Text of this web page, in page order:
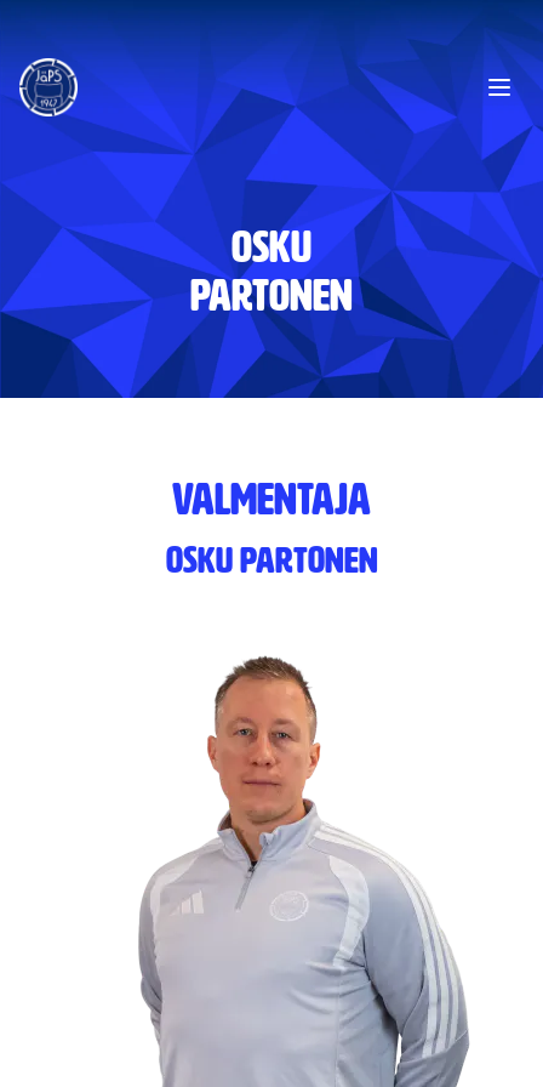
Osku
Partonen
VALMENTAJA
Osku Partonen